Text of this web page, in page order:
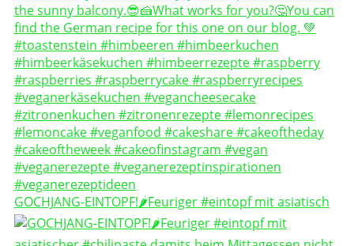
GOCHJANG-EINTOPF!🌶️Feuriger #eintopf mit asiatisch